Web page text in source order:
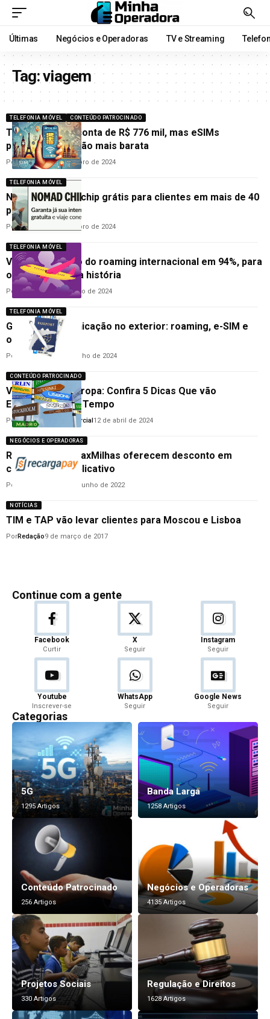
Últimas Negócios e Operadoras TV e Streaming
Tag:viagem
TELEFONIA MÓVEL CONTEÚDO PATROCINADO
Turista recebe conta de R$ 776 mil, mas eSIMs
prometem solução mais barata
PorRedação28 de outubro de 2024
TELEFONIA MÓVEL
Nomad oferece chip grátis para clientes em mais de 40
países
PorRedação 21 de outubro de 2024
TELEFONIA MÓVEL
Vivo corta preço do roaming internacional em 94%, para
o menor valor da história
Por Redação3 de outubro de 2024
TELEFONIA MÓVEL
Guia para comunicação no exterior: roaming, e-SIM e
outras opções
Por Ana Cláudia 31 de julho de 2024
CONTEÚDO PATROCINADO
Viajando Pela Europa: Confira 5 Dicas Que vão
Economizar Seu Tempo
PorDepartamento Comercial 12 de abril de 2024
NEGÓCIOS E OPERADORAS
RecargaPay e MaxMilhas oferecem desconto em
compras pelo aplicativo
Por 21 de junho de 2022
NOTÍCIAS
TIM e TAP vão levar clientes para Moscou e Lisboa
PorRedação9 de março de 2017
Continue com a gente
Facebook
Curtir
X
Seguir
Instagram
Seguir
Youtube
Inscrever-se
WhatsApp
Seguir
Google News
Seguir
Categorias
5G
1295 Artigos
Banda Larga
1258 Artigos
Conteúdo Patrocinado
256 Artigos
Negócios e Operadoras
4135 Artigos
Projetos Sociais
330 Artigos
Regulação e Direitos
1628 Artigos